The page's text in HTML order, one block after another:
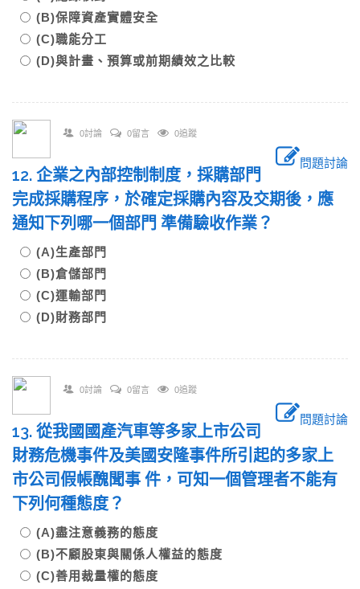
(B)保障資產實體安全
(C)職能分工
(D)與計畫、預算或前期績效之比較
0討論 0留言 0追蹤
問題討論
12. 企業之內部控制制度，採購部門
完成採購程序，於確定採購內容及交期後，應
通知下列哪一個部門 準備驗收作業？
(A)生產部門
(B)倉儲部門
(C)運輸部門
(D)財務部門
0討論 0留言 0追蹤
問題討論
13. 從我國國產汽車等多家上市公司
財務危機事件及美國安隆事件所引起的多家上
市公司假帳醜聞事 件，可知一個管理者不能有
下列何種態度？
(A)盡注意義務的態度
(B)不顧股東與關係人權益的態度
(C)善用裁量權的態度